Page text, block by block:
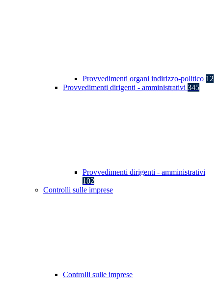
Provvedimenti organi indirizzo-politico 12
Provvedimenti dirigenti - amministrativi 345
Provvedimenti dirigenti - amministrativi
102
Controlli sulle imprese
Controlli sulle imprese